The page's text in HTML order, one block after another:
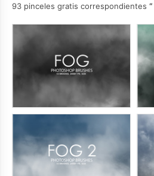
93 pinceles gratis correspondientes